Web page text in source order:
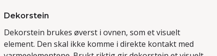
Dekorstein
Dekorstein brukes øverst i ovnen, som et visuelt
element. Den skal ikke komme i direkte kontakt med